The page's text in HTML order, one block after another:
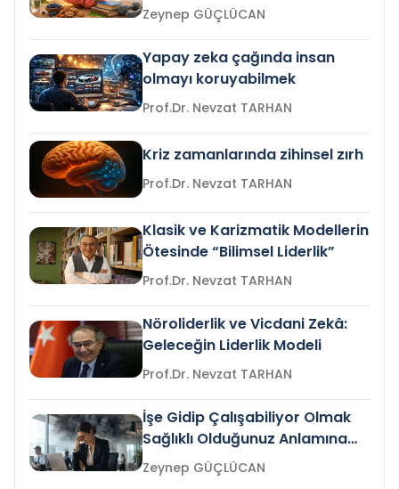
Zeynep GÜÇLÜCAN
Yapay zeka çağında insan
olmayı koruyabilmek
Prof.Dr. Nevzat TARHAN
Kriz zamanlarında zihinsel zırh
Prof.Dr. Nevzat TARHAN
Klasik ve Karizmatik Modellerin
Ötesinde “Bilimsel Liderlik”
Prof.Dr. Nevzat TARHAN
Nöroliderlik ve Vicdani Zekâ:
Geleceğin Liderlik Modeli
Prof.Dr. Nevzat TARHAN
İşe Gidip Çalışabiliyor Olmak
Sağlıklı Olduğunuz Anlamına
Gelir mi?Zeynep GÜÇLÜCAN